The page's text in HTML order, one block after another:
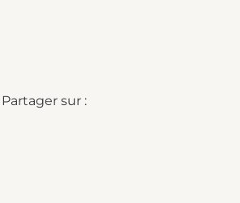
Partager sur :